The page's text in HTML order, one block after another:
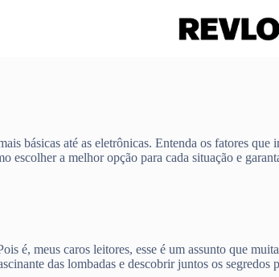
básicas até as eletrônicas. Entenda os fatores que
escolher a melhor opção para cada situação e
é, meus caros leitores, esse é um assunto que
das lombadas e descobrir juntos os segredos